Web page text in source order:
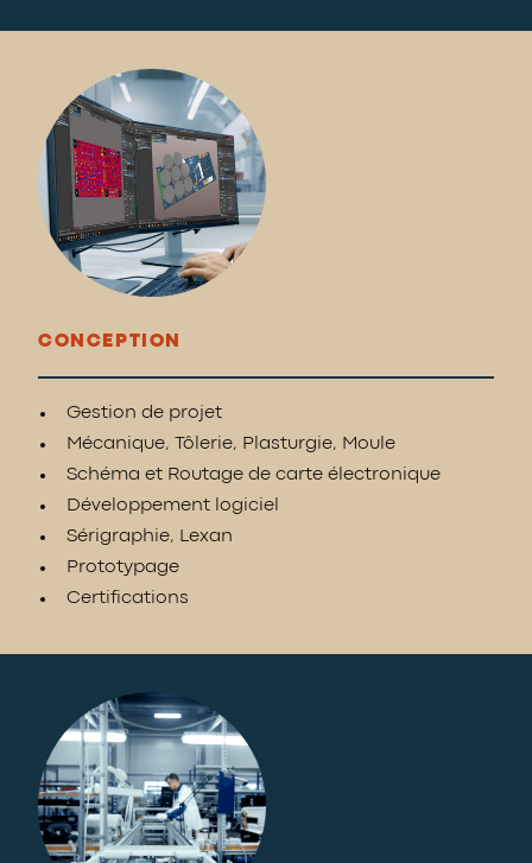
CONCEPTION
Gestion de projet
Mécanique, Tôlerie, Plasturgie, Moule
Schéma et Routage de carte électronique
Développement logiciel
Sérigraphie, Lexan
Prototypage
Certifications